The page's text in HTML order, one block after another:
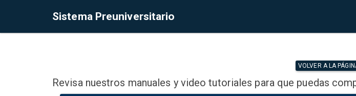
Sistema Preuniversitario
VOLVER A LA
Revisa nuestros manuales y video tutoriales para que puedas